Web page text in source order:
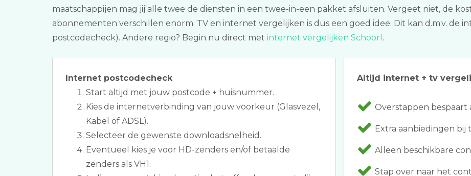
maatschappijen mag jij alle twee de diensten in een twee-in-een pakket afsluiten. Vergeet niet, de
abonnementen verschillen enorm. TV en internet vergelijken is dus een goed idee. Dit kan d.m.v. de
postcodecheck). Andere regio? Begin nu direct met internet vergelijken Schoorl .
Internet postcodecheck
Start altijd met jouw postcode + huisnummer.
Kies de internetverbinding van jouw voorkeur (Glasvezel,
Kabel of ADSL).
Selecteer de gewenste downloadsnelheid.
Eventueel kies je voor HD-zenders en/of betaalde
zenders als VH1.
Altijd internet + tv
Overstappen bespaart
Extra aanbiedingen
Alleen beschikbare
Stap over naar het